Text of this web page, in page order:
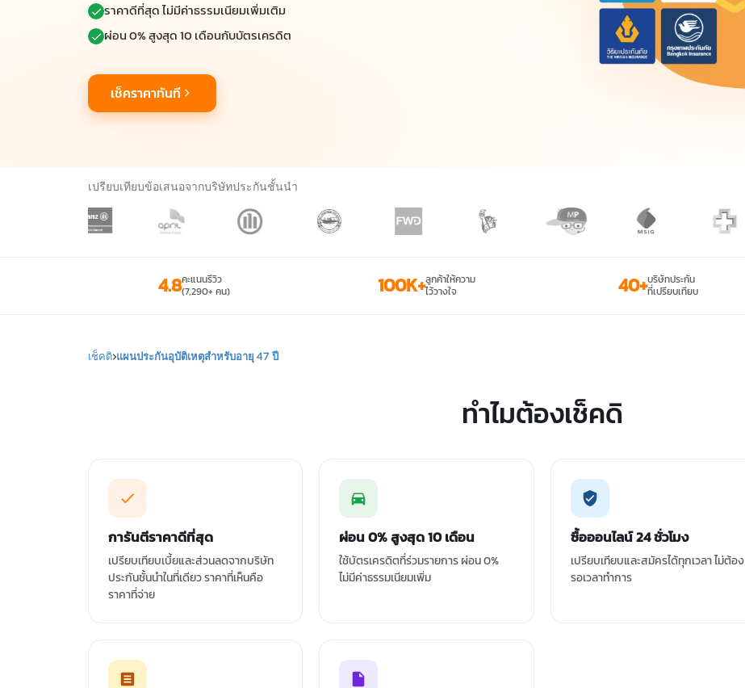
ราคาดีที่สุด ไม่มีค่าธรรมเนียมเพิ่มเติม
ผ่อน 0% สูงสุด 10 เดือนกับบัตรเครดิต
เช็คราคาทันที
เปรียบเทียบข้อเสนอจากบริษัทประกันชั้นนำ
4.8คะแนนรีวิว
(7,290+ คน)
100K+ลูกค้าให้ความ
ไว้วางใจ
40+บริษัทประกัน
ที่เปรียบเทียบ
เช็คดิ แผนประกันอุบัติเหตุสำหรับอายุ 47 ปี
ทำไมต้องเช็คดิ
การันตีราคาดีที่สุด
เปรียบเทียบเบี้ยและส่วนลดจากบริษัท
ประกันชั้นนำในที่เดียว ราคาที่เห็นคือ
ราคาที่จ่าย
ผ่อน 0% สูงสุด 10 เดือน
ใช้บัตรเครดิตที่ร่วมรายการ ผ่อน 0%
ไม่มีค่าธรรมเนียมเพิ่ม
ซื้อออนไลน์ 24 ชั่วโมง
เปรียบเทียบและสมัครได้ทุกเวลา ไม่ต้อง
รอเวลาทำการ